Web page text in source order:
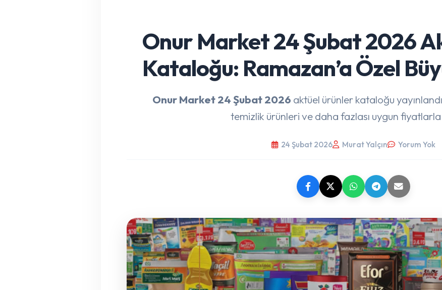
Onur Market 24 Şubat 2026
Kataloğu: Ramazan’a Özel
Onur Market 24 Şubat 2026 aktüel ürünler kataloğu
temizlik ürünleri ve daha fazlası uygun fiyatlarla
24 Şubat 2026 Murat Yalçın Yorum Yok